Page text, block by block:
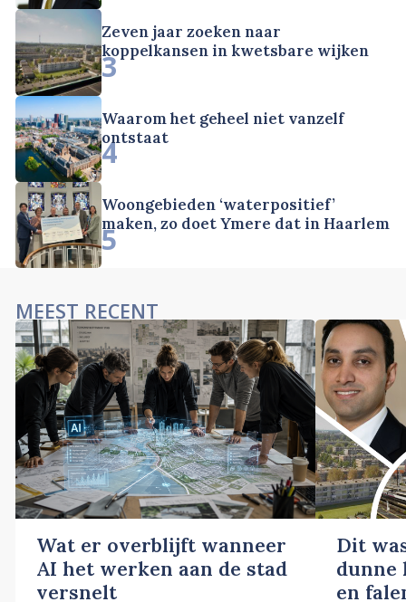
Zeven jaar zoeken naar
koppelkansen in kwetsbare wijken
3
Waarom het geheel niet vanzelf
ontstaat
4
Woongebieden ‘waterpositief’
maken, zo doet Ymere dat in Haarlem
5
MEEST RECENT
Wat er overblijft wanneer
AI het werken aan de stad
versnelt
Dit
dunne
en